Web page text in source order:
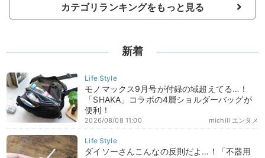
カテゴリランキングをもっと見る
新着
モノマックス9月号が付録の域超えてる…！
「SHAKA」コラボの4層ショルダーバッグが
便利！
michill エンタメ
2026/08/08 11:00
ダイソーさんこんなの反則だよ…！「不器用